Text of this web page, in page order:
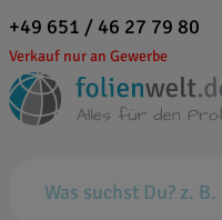
+49 651 / 46 27 79 80
Verkauf nur an Gewerbe